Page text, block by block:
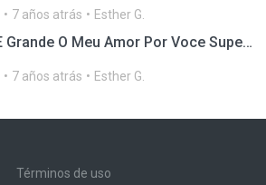
7 años atrás Esther G.
Como E Grande O Meu Amor Por Voce Super Duper Love Roberto Carlos Joss Stone
7 años atrás Esther G.
Términos de uso